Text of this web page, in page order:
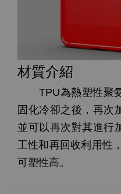
材質介紹
TPU為熱塑性聚氨
固化冷卻之後，再次
並可以再次對其進行
工性和再回收利用性
可塑性高。